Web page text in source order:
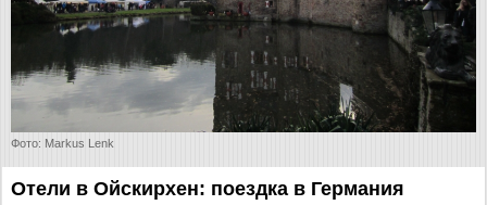
Фото: Markus Lenk
Отели в Ойскирхен: поездка в Германия